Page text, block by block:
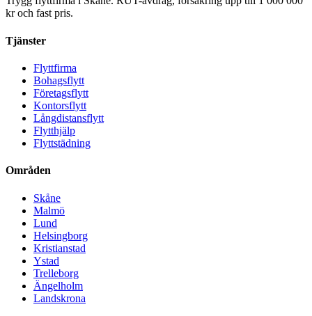
kr och fast pris.
Tjänster
Flyttfirma
Bohagsflytt
Företagsflytt
Kontorsflytt
Långdistansflytt
Flytthjälp
Flyttstädning
Områden
Skåne
Malmö
Lund
Helsingborg
Kristianstad
Ystad
Trelleborg
Ängelholm
Landskrona